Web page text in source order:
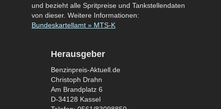
und bezieht alle Spritpreise und Tankstellendaten
von dieser. Weitere Informationen:
Bundeskartellamt » MTS-K
Herausgeber
Benzinpreis-Aktuell.de
Christoph Drahn
Am Brandplatz 6
D-34128 Kassel